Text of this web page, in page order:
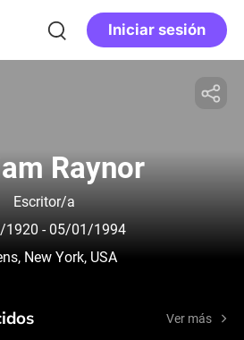
Iniciar sesión
Raynor
Escritor/a
1920 - 05/01/1994
New York, USA
Ver más